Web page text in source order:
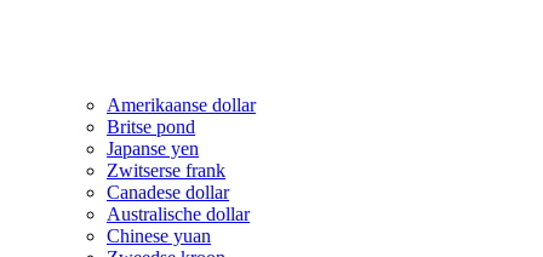
Amerikaanse dollar
Britse pond
Japanse yen
Zwitserse frank
Canadese dollar
Australische dollar
Chinese yuan